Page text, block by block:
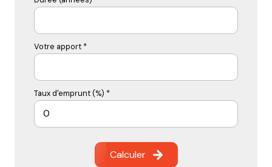
Votre apport *
Taux d'emprunt (%) *
Calculer